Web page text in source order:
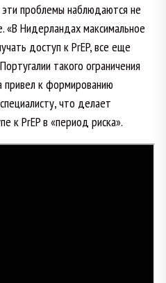
проблемы наблюдаются не
«В Нидерландах максимальное
доступ к PrEP, все еще
такого ограничения
привел к формированию
что делает
к PrEP в «период риска».